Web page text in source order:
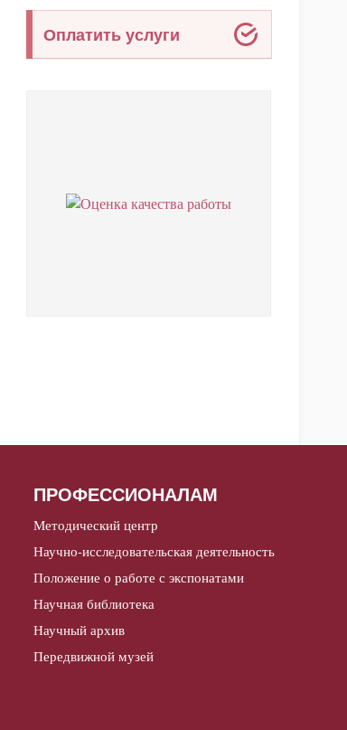
Оплатить услуги
ПРОФЕССИОНАЛАМ
Методический центр
Научно-исследовательская деятельность
Положение о работе с экспонатами
Научная библиотека
Научный архив
Передвижной музей